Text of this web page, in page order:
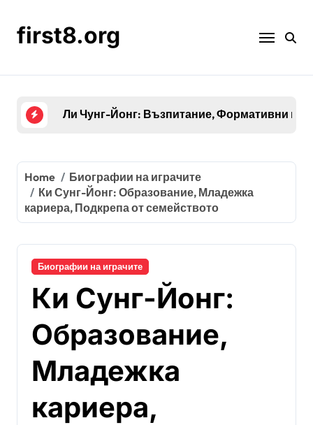
content
first8.org
Ки Сунг-Йонг: Образование, Младежка
Home
Биографии на играчите
Ки Сунг-Йонг: Образование, Младежка
кариера, Подкрепа от семейството
Биографии на играчите
Ки Сунг-Йонг:
Образование,
Младежка
кариера,